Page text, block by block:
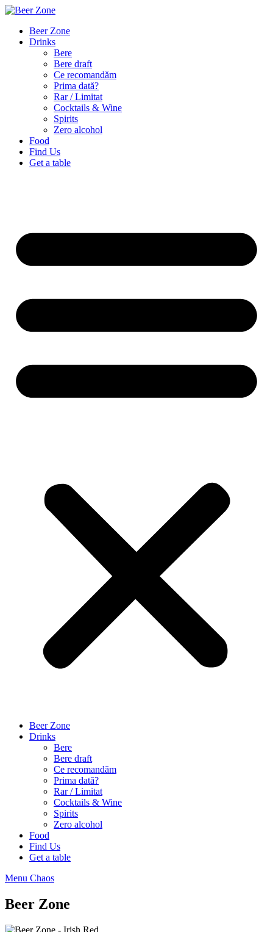
Beer Zone
Drinks
Bere
Bere draft
Ce recomandăm
Prima dată?
Rar / Limitat
Cocktails & Wine
Spirits
Zero alcohol
Food
Find Us
Get a table
Beer Zone
Drinks
Bere
Bere draft
Ce recomandăm
Prima dată?
Rar / Limitat
Cocktails & Wine
Spirits
Zero alcohol
Food
Find Us
Get a table
Menu Chaos
Beer Zone